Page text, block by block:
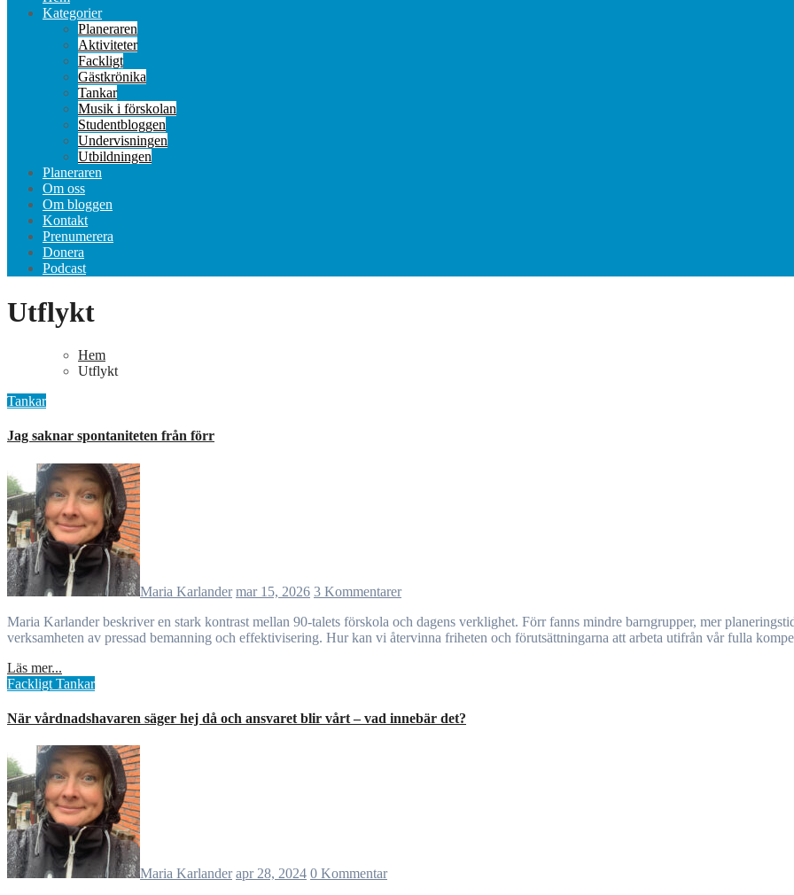
Kategorier
Planeraren
Aktiviteter
Fackligt
Gästkrönika
Tankar
Musik i förskolan
Studentbloggen
Undervisningen
Utbildningen
Planeraren
Om oss
Om bloggen
Kontakt
Prenumerera
Donera
Podcast
Utflykt
Hem
Utflykt
Tankar
Jag saknar spontaniteten från förr
Maria Karlander mar 15, 2026 3 Kommentarer
Maria Karlander beskriver en stark kontrast mellan 90-talets förskola och dagens verklighet. Förr fanns mindre barngrupper, mer planeringstid och utrymme för spontanitet och utflykter. Idag präglas
verksamheten av pressad bemanning och effektivisering. Hur kan vi återvinna friheten och förutsättningarna att arbeta utifrån vår fulla
Läs mer...
Fackligt Tankar
När vårdnadshavaren säger hej då och ansvaret blir vårt – vad innebär det?
Maria Karlander apr 28, 2024 0 Kommentar